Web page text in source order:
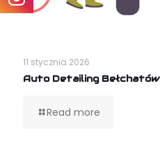
11 stycznia 2026
Auto Detailing Bełchatów
Read more